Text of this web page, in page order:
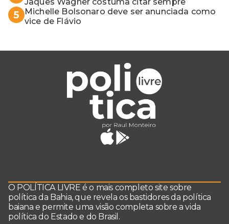
Jaques Wagner costuma citar sempre
5
Michelle Bolsonaro deve ser anunciada como
vice de Flávio
O POLÍTICA LIVRE é o mais completo site sobre
política da Bahia, que revela os bastidores da política
baiana e permite uma visão completa sobre a vida
política do Estado e do Brasil.